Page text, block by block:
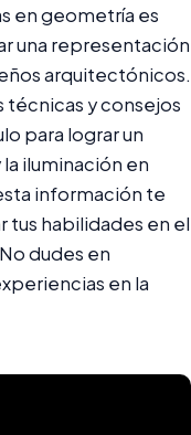
en geometría es
una representación
arquitectónicos.
técnicas y consejos
para lograr un
iluminación en
información te
tus habilidades en el
dudes en
en la